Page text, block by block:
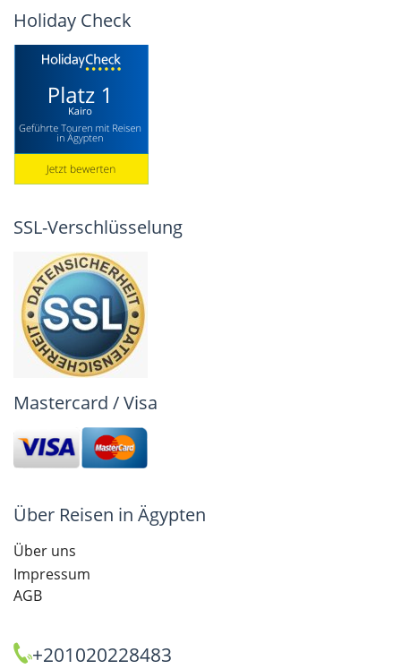
Holiday Check
SSL-Verschlüsselung
Mastercard / Visa
Über Reisen in Ägypten
Über uns
Impressum
AGB
+201020228483